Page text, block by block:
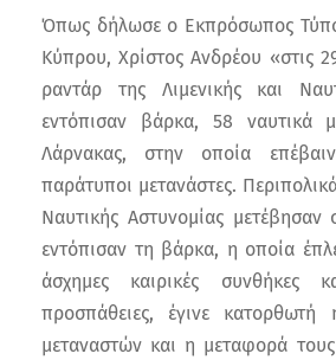
Όπως δήλωσε ο Εκπρόσωπος
Κύπρου, Χρίστος Ανδρέου «στις
ραντάρ της Λιμενικής και
εντόπισαν βάρκα, 58 ναυτικά
Λάρνακας, στην οποία
παράτυποι μετανάστες.
Ναυτικής Αστυνομίας
εντόπισαν τη βάρκα, η οποία
άσχημες καιρικές συνθήκες
προσπάθειες, έγινε
μεταναστών και η μεταφορά